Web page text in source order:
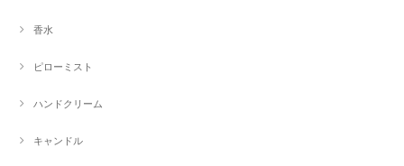
香水
ピローミスト
ハンドクリーム
キャンドル